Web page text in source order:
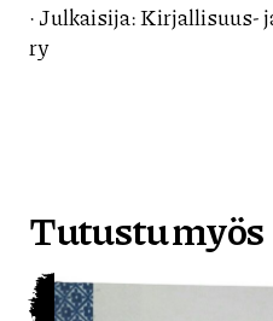
· Julkaisija: Kirjallisuus-
ry
Tutustu myös